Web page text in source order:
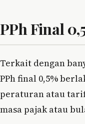
PPh Final
Terkait dengan
PPh final 0,5%
peraturan atau
masa pajak atau